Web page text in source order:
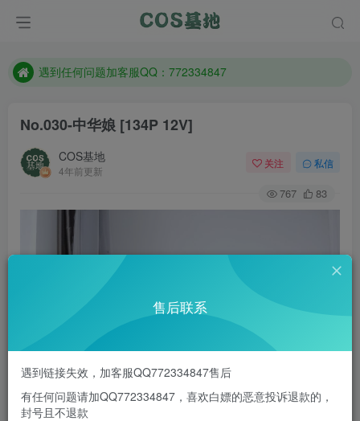
防失联：百度搜索《一七天佳》，实时查看最新站点。
遇到任何问题加客服QQ：772334847
No.030-中华娘 [134P 12V]
COS基地
4年前更新
关注 私信
767 83
售后联系
遇到链接失效，加客服QQ772334847售后
有任何问题请加QQ772334847，喜欢白嫖的恶意投诉退款的，
封号且不退款